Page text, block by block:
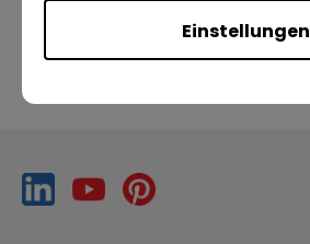
Einstellungen